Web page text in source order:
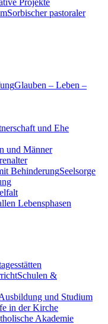
Projekte
Sorbischer pastoraler
Glauben – Leben –
und Ehe
und Männer
Seelsorge
Lebensphasen
Schulen &
und Studium
in der Kirche
Akademie